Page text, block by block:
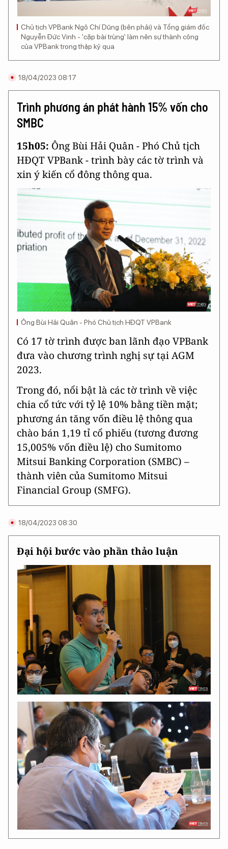
Chủ tịch VPBank Ngô Chí Dũng (bên phải) và Tổng giám đốc
Nguyễn Đức Vinh - 'cặp bài trùng' làm nên sự thành công
của VPBank trong thập kỷ qua
18/04/2023 08:17
Trình phương án phát hành 15% vốn cho
SMBC
15h05: Ông Bùi Hải Quân - Phó Chủ tịch
HĐQT VPBank - trình bày các tờ trình và
xin ý kiến cổ đông thông qua.
Ông Bùi Hải Quân - Phó Chủ tịch HĐQT VPBank
Có 17 tờ trình được ban lãnh đạo VPBank
đưa vào chương trình nghị sự tại AGM
2023.
Trong đó, nổi bật là các tờ trình về việc
chia cổ tức với tỷ lệ 10% bằng tiền mặt;
phương án tăng vốn điều lệ thông qua
chào bán 1,19 tỉ cổ phiếu (tương đương
15,005% vốn điều lệ) cho Sumitomo
Mitsui Banking Corporation (SMBC) –
thành viên của Sumitomo Mitsui
Financial Group (SMFG).
18/04/2023 08:30
Đại hội bước vào phần thảo luận